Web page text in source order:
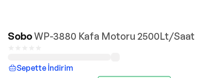
SoboWP-3880 Kafa Motoru 2500Lt/Saat
Sepette İndirim